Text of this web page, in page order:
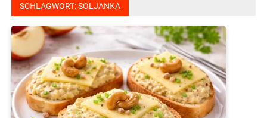
SCHLAGWORT:SOLJANKA